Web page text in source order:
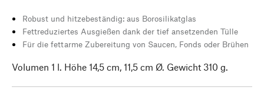
Robust und hitzebeständig: aus Borosilikatglas
Fettreduziertes Ausgießen dank der tief ansetzenden Tülle
Für die fettarme Zubereitung von Saucen, Fonds oder Brühen
Volumen 1 l. Höhe 14,5 cm, 11,5 cm Ø. Gewicht 310 g.